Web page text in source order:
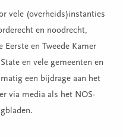
vele (overheids)instanties
en noodrecht,
en Tweede Kamer
en vele gemeenten en
een bijdrage aan het
via media als het NOS-